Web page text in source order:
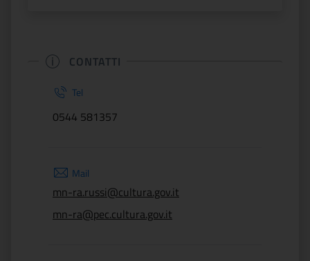
CONTATTI
Tel
0544 581357
Mail
mn-ra.russi@cultura.gov.it
mn-ra@pec.cultura.gov.it